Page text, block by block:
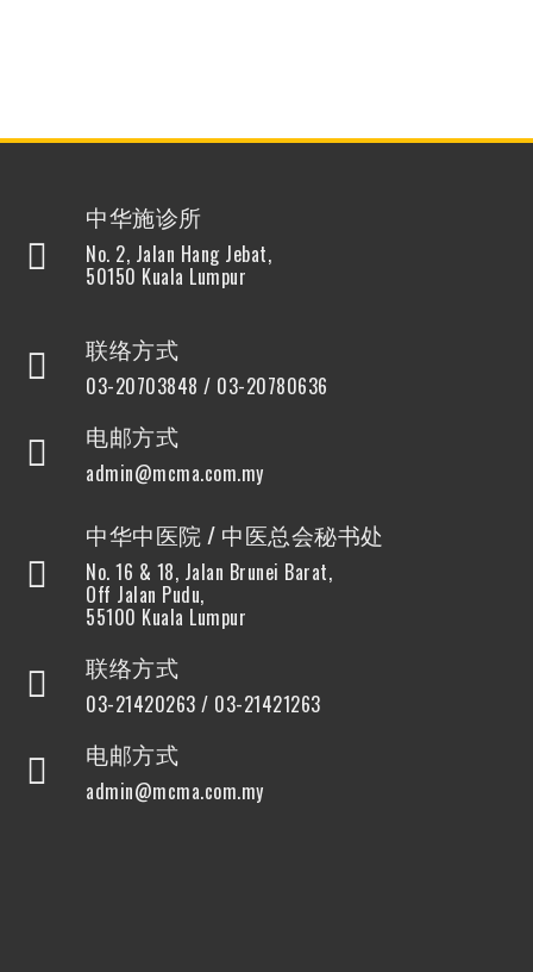
中华施诊所
No. 2, Jalan Hang Jebat,
50150 Kuala Lumpur
联络方式
03-20703848 / 03-20780636
电邮方式
admin@mcma.com.my
中华中医院 / 中医总会秘书处
No. 16 & 18, Jalan Brunei Barat,
Off Jalan Pudu,
55100 Kuala Lumpur
联络方式
03-21420263 / 03-21421263
电邮方式
admin@mcma.com.my